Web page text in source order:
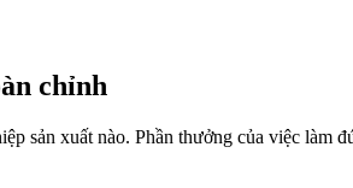
chỉnh
sản xuất nào. Phần thưởng của việc làm